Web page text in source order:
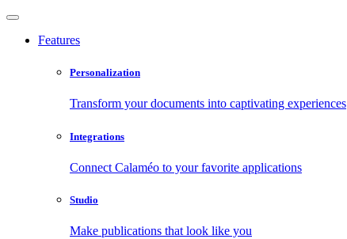
Features
Personalization
Transform your documents into captivating experiences
Integrations
Connect Calaméo to your favorite applications
Studio
Make publications that look like you